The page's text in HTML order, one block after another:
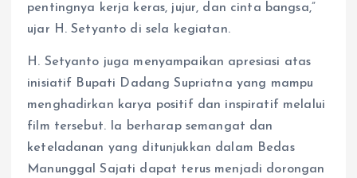
pentingnya kerja keras, jujur, dan cinta bangsa,”
ujar H. Setyanto di sela kegiatan.
H. Setyanto juga menyampaikan apresiasi atas
inisiatif Bupati Dadang Supriatna yang mampu
menghadirkan karya positif dan inspiratif melalui
film tersebut. Ia berharap semangat dan
keteladanan yang ditunjukkan dalam Bedas
Manunggal Sajati dapat terus menjadi dorongan